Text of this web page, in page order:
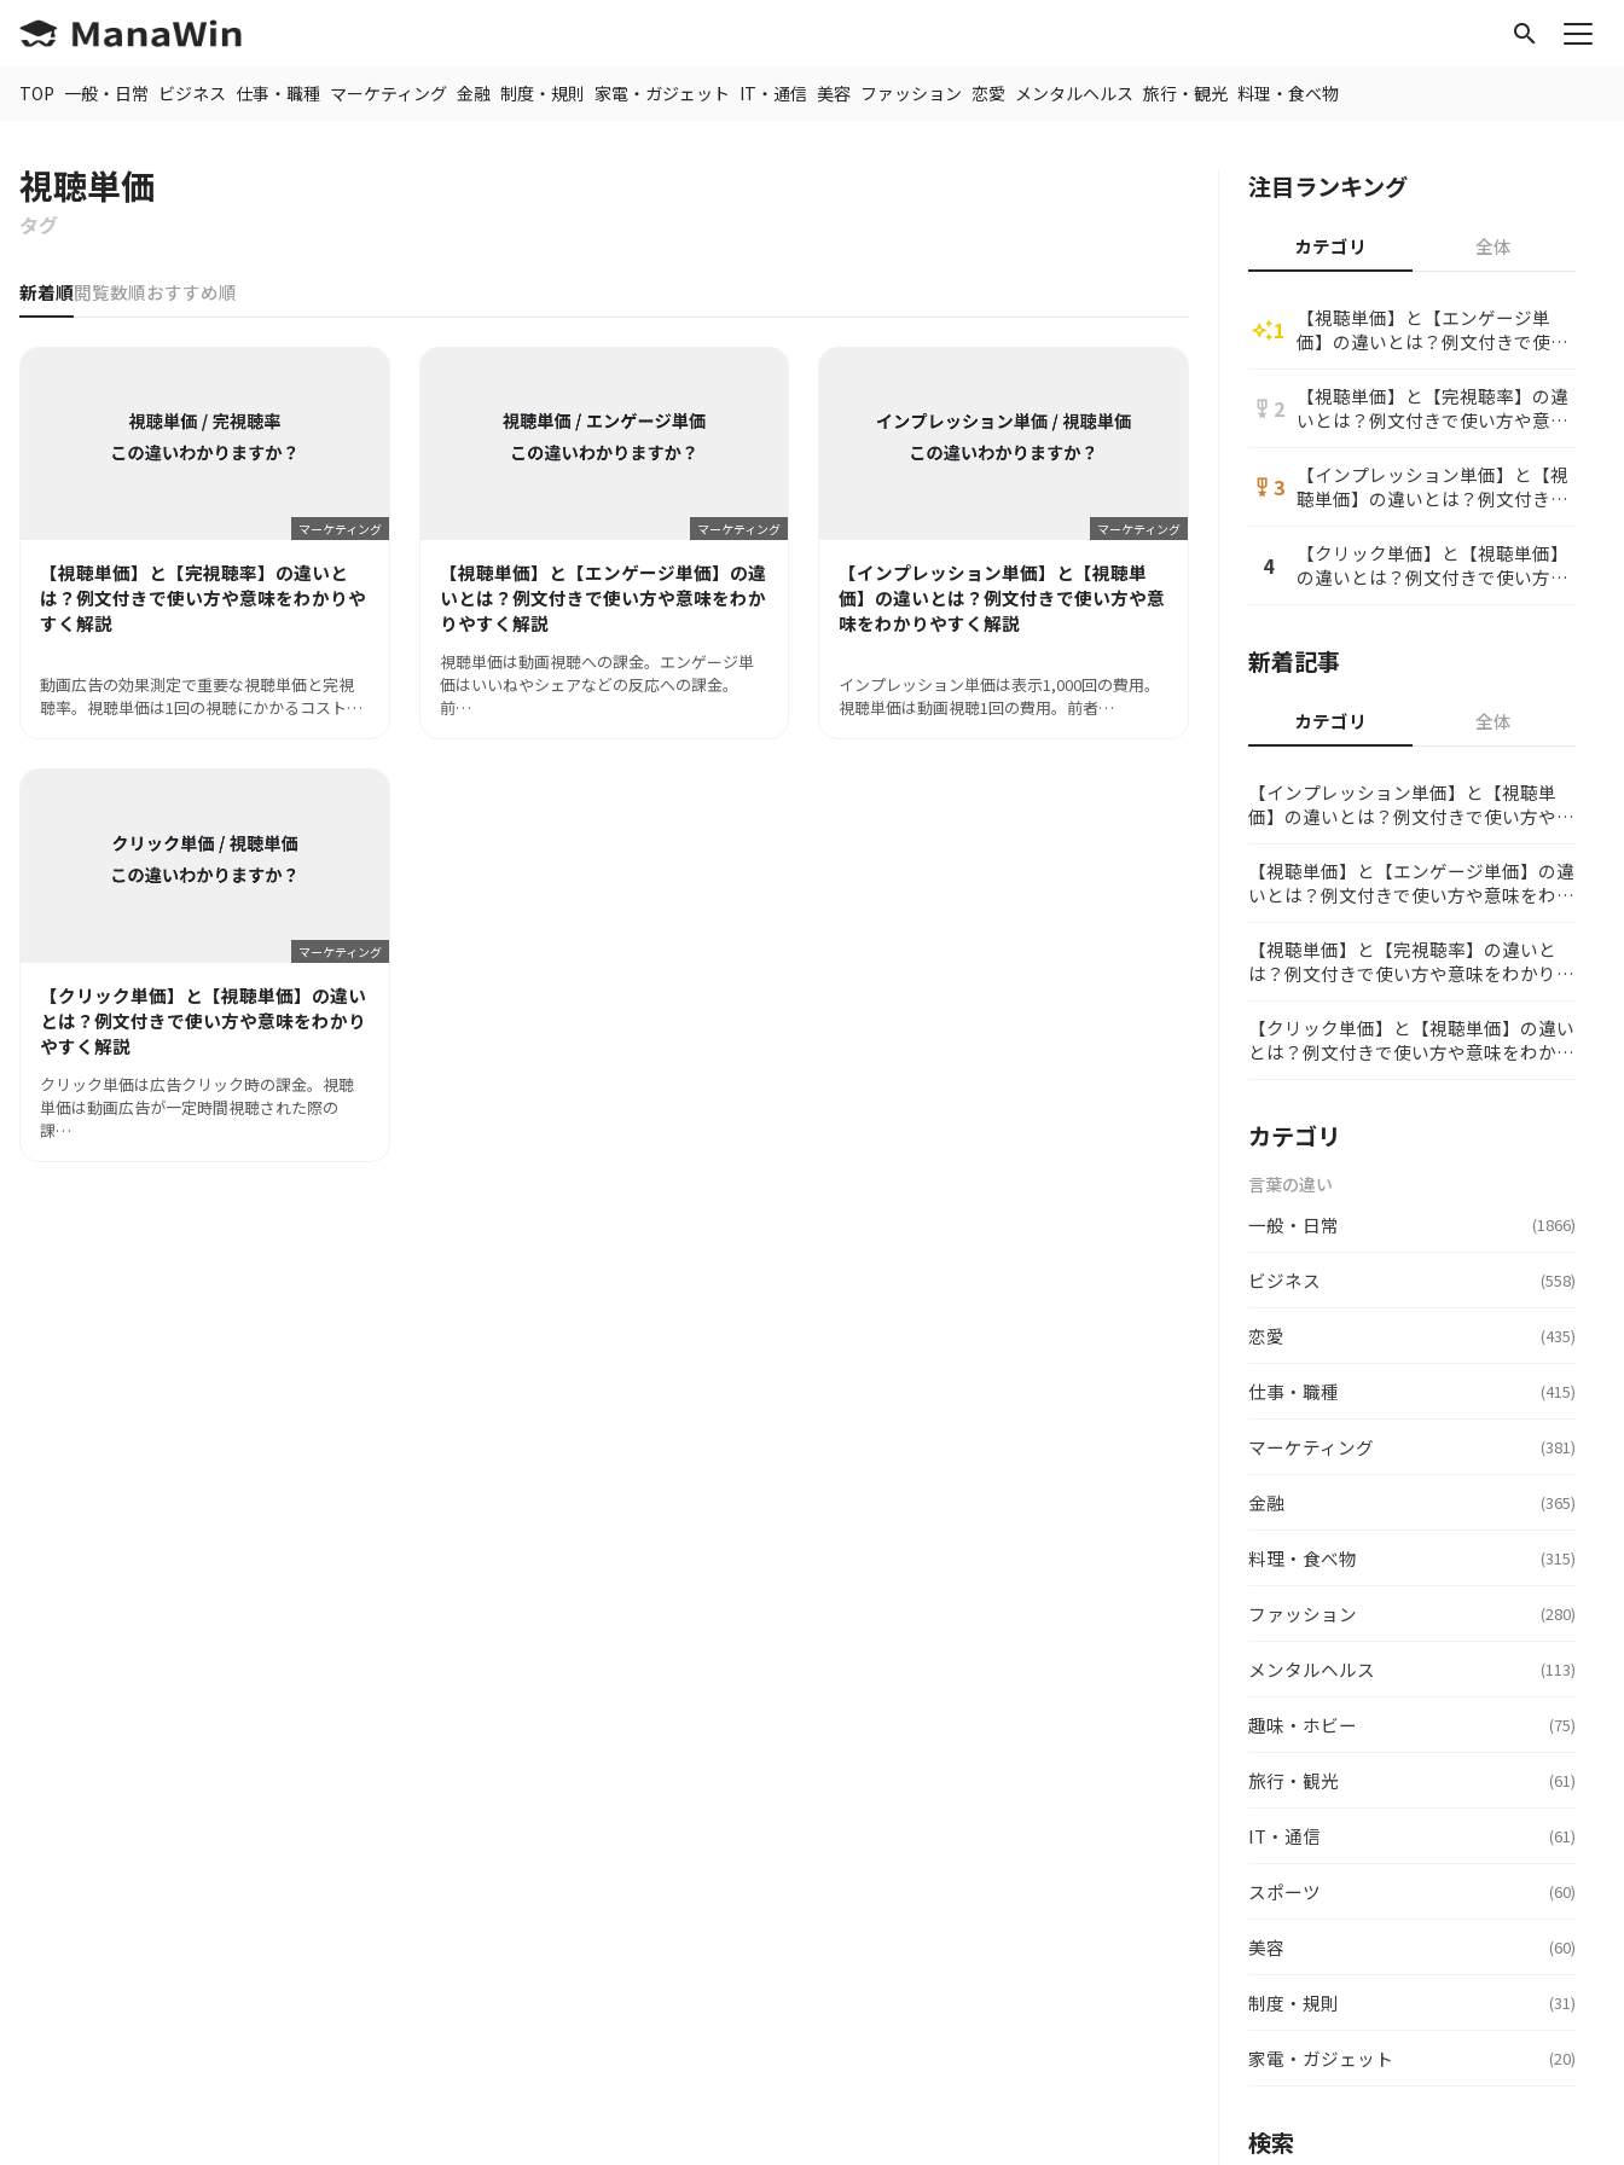
search
TOP 一般・日常 ビジネス 仕事・職種 マーケティング 金融 制度・規則 家電・ガジェット IT・通信 美容 ファッション 恋愛 メンタルヘルス 旅行・観光 料理・食べ物
視聴単価
タグ
新着順閲覧数順おすすめ順
マーケティング
【視聴単価】と【完視聴率】の違いと
は？例文付きで使い方や意味をわかりや
すく解説
動画広告の効果測定で重要な視聴単価と完視
聴率。視聴単価は1回の視聴にかかるコスト…
マーケティング
【視聴単価】と【エンゲージ単価】の違
いとは？例文付きで使い方や意味をわか
りやすく解説
視聴単価は動画視聴への課金。エンゲージ単
価はいいねやシェアなどの反応への課金。
前…
マーケティング
【インプレッション単価】と【視聴単
価】の違いとは？例文付きで使い方や意
味をわかりやすく解説
インプレッション単価は表示1,000回の費用。
視聴単価は動画視聴1回の費用。前者…
マーケティング
【クリック単価】と【視聴単価】の違い
とは？例文付きで使い方や意味をわかり
やすく解説
クリック単価は広告クリック時の課金。視聴
単価は動画広告が一定時間視聴された際の
課…
注目ランキング
カテゴリ 全体
auto_awesome1
【視聴単価】と【エンゲージ単
価】の違いとは？例文付きで使い
military_tech 2
【視聴単価】と【完視聴率】の違
いとは？例文付きで使い方や意味
military_tech 3
【インプレッション単価】と【視
聴単価】の違いとは？例文付きで
4
【クリック単価】と【視聴単価】
の違いとは？例文付きで使い方や
新着記事
カテゴリ 全体
【インプレッション単価】と【視聴単
価】の違いとは？例文付きで使い方や意
【視聴単価】と【エンゲージ単価】の違
いとは？例文付きで使い方や意味をわか
【視聴単価】と【完視聴率】の違いと
は？例文付きで使い方や意味をわかりや
【クリック単価】と【視聴単価】の違い
とは？例文付きで使い方や意味をわかり
カテゴリ
言葉の違い
一般・日常 (1866)
ビジネス (558)
恋愛 (435)
仕事・職種 (415)
マーケティング (381)
金融 (365)
料理・食べ物 (315)
ファッション (280)
メンタルヘルス (113)
趣味・ホビー (75)
旅行・観光 (61)
IT・通信 (61)
スポーツ (60)
美容 (60)
制度・規則 (31)
家電・ガジェット (20)
検索